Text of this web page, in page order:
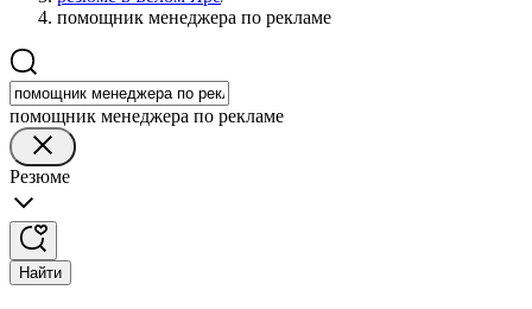
помощник менеджера по рекламе
помощник менеджера по рекламе
Резюме
Найти